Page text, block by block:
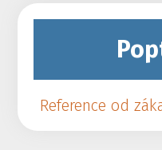
Reference od